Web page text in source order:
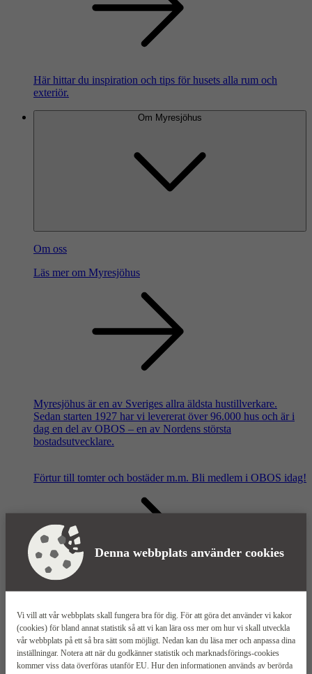
Denna webbplats använder cookies
Vi vill att vår webbplats skall fungera bra för dig. För att göra det använder vi kakor
(cookies) för bland annat statistik så att vi kan lära oss mer om hur vi skall utveckla
vår webbplats på ett så bra sätt som möjligt. Nedan kan du läsa mer och anpassa dina
inställningar. Notera att när du godkänner statistik och marknadsförings-cookies
kommer viss data överföras utanför EU. Hur den informationen används av berörda
Här hittar du inspiration och tips för husets alla rum och
exteriör.
Om Myresjöhus
Om oss
Läs mer om Myresjöhus
Myresjöhus är en av Sveriges allra äldsta hustillverkare.
Sedan starten 1927 har vi levererat över 96.000 hus och är i
dag en del av OBOS – en av Nordens största
bostadsutvecklare.
Förtur till tomter och bostäder m.m. Bli medlem i OBOS idag!
Våra säljkontor